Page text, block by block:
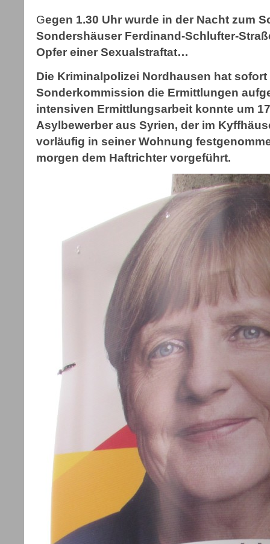
Gegen 1.30 Uhr wurde in der Nacht zum
Sondershäuser Ferdinand-Schlufter-
Opfer einer Sexualstraftat…
Die Kriminalpolizei Nordhausen hat
Sonderkommission die Ermittlungen
intensiven Ermittlungsarbeit konnte um
Asylbewerber aus Syrien, der im
vorläufig in seiner Wohnung
morgen dem Haftrichter vorgeführt.